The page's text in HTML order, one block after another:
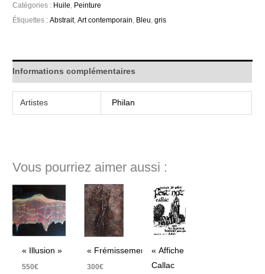
Catégories : Huile Peinture
Étiquettes :Abstrait,Art contemporain Bleu ,gris
Informations complémentaires
Artistes Philan
Vous pourriez aimer aussi :
« Illusion »
550€
« Frémissement »
300€
« Affiche
Callac